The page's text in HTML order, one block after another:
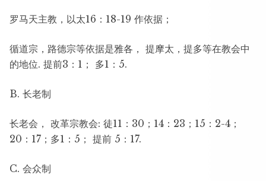
罗马天主教，以太16：18-19 作依据；
循道宗，路德宗等依据是雅各， 提摩太，提多等在教会中
的地位. 提前3：1； 多1：5.
B. 长老制
长老会， 改革宗教会: 徒11：30；14：23；15：2-4；
20：17；多1：5； 提前 5：17.
C. 会众制